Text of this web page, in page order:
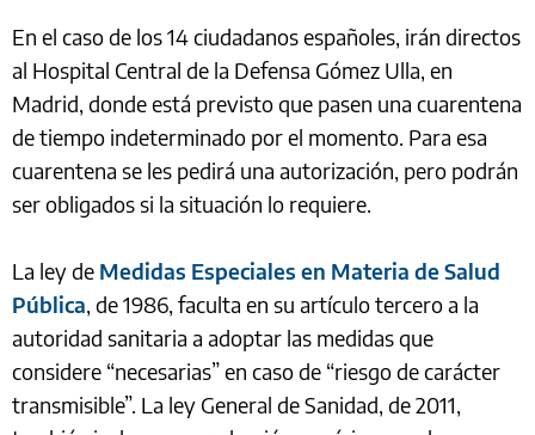
En el caso de los 14 ciudadanos españoles, irán directos
al Hospital Central de la Defensa Gómez Ulla, en
Madrid, donde está previsto que pasen una cuarentena
de tiempo indeterminado por el momento. Para esa
cuarentena se les pedirá una autorización, pero podrán
ser obligados si la situación lo requiere.
La ley de Medidas Especiales en Materia de Salud
Pública, de 1986, faculta en su artículo tercero a la
autoridad sanitaria a adoptar las medidas que
considere “necesarias” en caso de “riesgo de carácter
transmisible”. La ley General de Sanidad, de 2011,